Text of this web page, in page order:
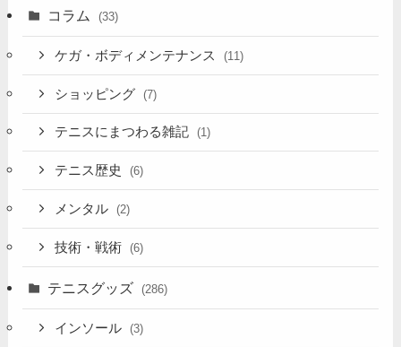
コラム (33)
ケガ・ボディメンテナンス (11)
ショッピング (7)
テニスにまつわる雑記 (1)
テニス歴史 (6)
メンタル (2)
技術・戦術 (6)
テニスグッズ (286)
インソール (3)